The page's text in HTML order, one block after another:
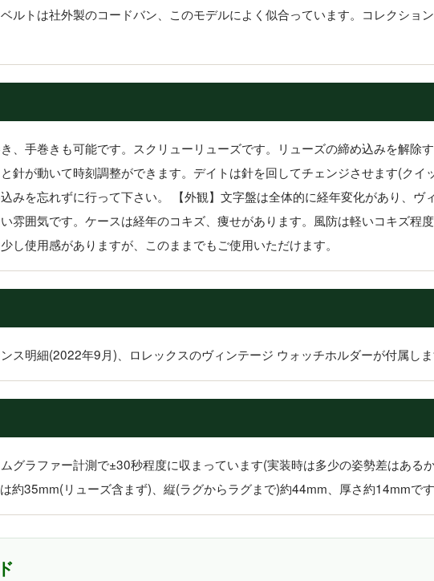
ルトは社外製のコードバン、このモデルによく似合っています。コレクショ
き、手巻きも可能です。スクリューリューズです。リューズの締め込みを解除
針が動いて時刻調整ができます。デイトは針を回してチェンジさせます(クイ
みを忘れずに行って下さい。 【外観】文字盤は全体的に経年変化があり、ヴ
雰囲気です。ケースは経年のコキズ、痩せがあります。風防は軽いコキズ程
し使用感がありますが、このままでもご使用いただけます。
ンス明細(2022年9月)、ロレックスのヴィンテージ ウォッチホルダーが付属し
ムグラファー計測で±30秒程度に収まっています(実装時は多少の姿勢差はある
約35mm(リューズ含まず)、縦(ラグからラグまで)約44mm、厚さ約14mmで